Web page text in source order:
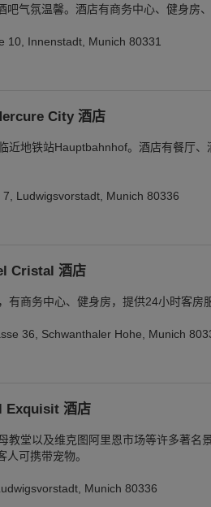
吧气氛温馨。酒店有商务中心、健身房
Innenstadt, Munich 80331
City 酒店
地铁站Hauptbahnhof。酒店有餐厅
Ludwigsvorstadt, Munich 80336
Cristal 酒店
商务中心、健身房，提供24小时客房
36, Schwanthaler Hohe, Munich
Exquisit 酒店
堂以及维克图阿里恩市场等许多著名
可携带宠物。
Munich 80336